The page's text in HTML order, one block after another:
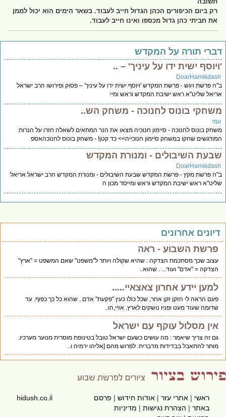
רק ביום הכיפורים הכהן הגדול חייב לעבוד. בשאר הימים הוא יכול לממן
את חביתי כהן גדול מכספו ואינו חייב לעבוד.
תורה על המקדש
ישית ידו על עיניך' – ..
פרשת ויגש - פרשת המקדש 'ויוסף ישית ידו על עיניך' – פסוק ופירושו הרב ישראל
שליט"א ראש ישיבת המקדש וראש ומיי
בונוס לחנוכה - משחק הש..
בונוס לחנוכה - סיימון חנוכיה מצאו את הנר המתאים לשאלה חזרו על הנרות
שחקו במשחק סיימון חנוכייה>> כד קטן! - משחק בונוס לחנוכהאספ
השיבולים - ומנורת המקדש
פרשת מקץ - פרשת המקדש שבעת השיבולים - ומנורת המקדש הרב ישראל אריאל
ראש ישיבת המקדש וראש ומייסד מכון ה
אחרונים
פרשת השבוע - ראה
עצוב שכך מסתכמת הצדקה : שהיא שקולה ויותר ל"משפט" שאם המשפט = "ארץ"
הצדקה = "אדם" ועוד... . שהוא..
למען יידע אחרון צאצאיי.....
פעם הראה לי הזקן זקן אחר, שכל כולו כעין "פקעת" אדם . שהוא כל כך כפוף. עד
שדומה שעוד מעט ופניו נושקים לארץ. אזיי,הו..
אין מסלול עוקף עם ישראל
גם זה צריך שיאמר : מה עושים כשעם ישראל טובל בטינופת מוסרית מנוער מערכיו.
מותר להתאבל בבדידות מדברית. לפרוש מהם [אליהו ירמיה ו..
ראשי|אתרי עזר|אודות חידוש|פרסם
באתר|הצהרת נגישות|מדיניות
hidush.co.il